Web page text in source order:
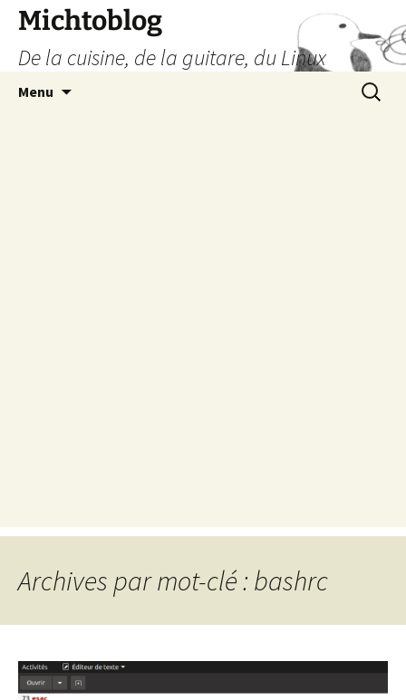
Aller
contenu
Michtoblog
De la cuisine, de la guitare, du Linux
Menu
Archives par mot-clé : bashrc